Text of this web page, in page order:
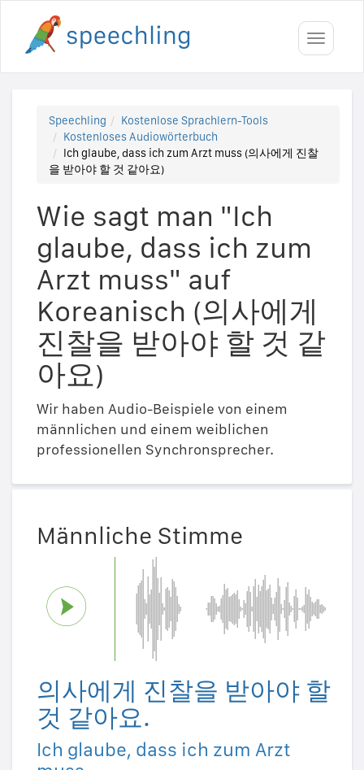
Toggle
Speechling
Kostenlose Sprachlern-Tools
Kostenloses Audiowörterbuch
Ich glaube, dass ich zum Arzt muss (의사에게 진찰
을 받아야 할 것 같아요)
Wie sagt man "Ich
glaube, dass ich zum
Arzt muss" auf
Koreanisch (의사에게
진찰을 받아야 할 것 같
아요)
Wir haben Audio-Beispiele von einem
männlichen und einem weiblichen
professionellen Synchronsprecher.
Männliche Stimme
의사에게 진찰을 받아야 할
것 같아요.
Ich glaube, dass ich zum Arzt